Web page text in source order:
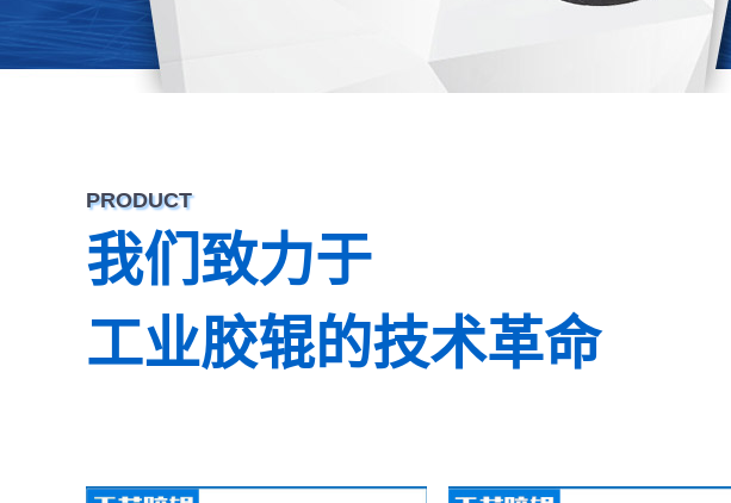
PRODUCT
我们致力于
工业胶辊的技术革命